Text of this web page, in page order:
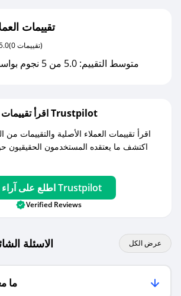
مع صحصح، تسوق بذكاء ووفّر على
تقييمات
(0 تقييمات)
متوسط التقييم: 5.0 من 5 نجوم بواسطة 0 مستخدمين
اقرأ تقييمات واراء العملاء على Trustpilot
اقرأ تقييمات العملاء الأصلية والتقييمات
اكتشف ما يعتقده المستخدمون الحقيقيون
اطلع على آراء عملائنا على Trustpilot
Verified Reviews
الاسئلة عرض الكل
ما